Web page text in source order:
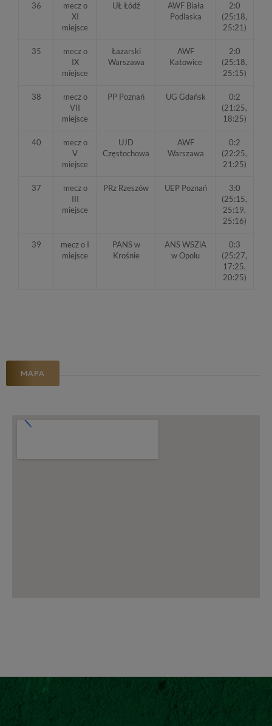
36
mecz o
XI
miejsce
UŁ Łódź
AWF Biała
Podlaska
2:0
(25:18,
25:21)
35
mecz o
IX
miejsce
Łazarski
Warszawa
AWF
Katowice
2:0
(25:18,
25:15)
38
mecz o
VII
miejsce
PP Poznań UG Gdańsk
0:2
(21:25,
18:25)
40
mecz o
V
miejsce
UJD
Częstochowa
AWF
Warszawa
0:2
(22:25,
21:25)
37
mecz o
miejsce
PRz Rzeszów UEP Poznań
3:0
(25:15,
25:19,
25:16)
39
mecz o I
miejsce
PANS w
Krośnie
ANS WSZiA
w Opolu
0:3
(25:27,
17:25,
20:25)
MAPA